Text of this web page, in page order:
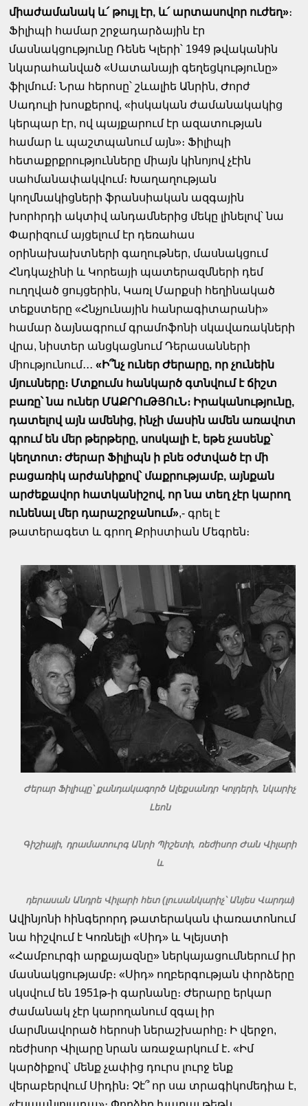
միաժամանակ և՛ թույլ էր, և՛ արտասովոր ուժեղ»։
Ֆիլիպի համար շրջադարձային էր
մասնակցությունը Ռենե Կլերի՝ 1949 թվականին
նկարահանված «Սատանայի գեղեցկությունը»
ֆիլմում։ Նրա հերոսը՝ շևալիե Անրին, Ժորժ
Սադուլի խոսքերով, «իսկական ժամանակակից
կերպար էր, ով պայքարում էր ազատության
համար և պաշտպանում այն»։ Ֆիլիպի
հետաքրքրությունները միայն կինոյով չէին
սահմանափակվում։ Խաղաղության
կողմնակիցների ֆրանսիական ազգային
խորհրդի ակտիվ անդամներից մեկը լինելով՝ նա
Փարիզում այցելում էր դեռահաս
օրինախախտների գաղութներ, մասնակցում
Հնդկաչինի և Կորեայի պատերազմների դեմ
ուղղված ցույցերին, Կառլ Մարքսի հեղինակած
տեքստերը «Հնչյունային հանրագիտարանի»
համար ձայնագրում գրամոֆոնի սկավառակների
վրա, նիստեր անցկացնում Դերասանների
միությունում․․․«Ի՞նչ ուներ Ժերարը, որ չունեին
մյուսները։ Մտքումս հանկարծ գտնվում է ճիշտ
բառը՝ նա ուներ ՄԱՔՐՈւԹՅՈւՆ։ Իրականությունը,
դատելով այն ամենից, ինչի մասին ամեն առավոտ
գրում են մեր թերթերը, սոսկալի է, եթե չասենք՝
կեղտոտ։ Ժերար Ֆիլիպն ի բնե օժտված էր մի
բացառիկ արժանիքով՝ մաքրությամբ, այնքան
արժեքավոր հատկանիշով, որ նա տեղ չէր կարող
ունենալ մեր դարաշրջանում»,- գրել է
թատերագետ և գրող Քրիստիան Մեգրեն։
Ժերար Ֆիլիպը՝ քանդակագործ Ալեքսանդր Կոլդերի, նկարիչ
Լեոն
Գիշիայի, դրամատուրգ Անրի Պիշետի, ռեժիսոր Ժան Վիլարի
և
դերասան Անդրե Վիլարի հետ (լուսանկարիչ՝ Անյես Վարդա)
Ավինյոնի հինգերորդ թատերական փառատոնում
նա հիշվում է Կոռնելի «Սիդ» և Կլեյստի
«Համբուրգի արքայազնը» ներկայացումներում իր
մասնակցությամբ։ «Սիդ» ողբերգության փորձերը
սկսվում են 1951թ-ի գարնանը։ Ժերարը երկար
ժամանակ չէր կարողանում զգալ իր
մարմնավորած հերոսի ներաշխարհը։ Ի վերջո,
ռեժիսոր Վիլարը նրան առաջարկում է․ «Իմ
կարծիքով՝ մենք չափից դուրս լուրջ ենք
վերաբերվում Սիդին։ Չէ՞ որ սա տրագիկոմեդիա է,